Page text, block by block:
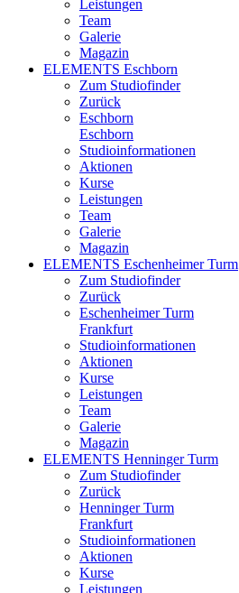
Leistungen
Team
Galerie
Magazin
ELEMENTS Eschborn
Zum Studiofinder
Zurück
Esch­born
Eschborn
Studioinformationen
Aktionen
Kurse
Leistungen
Team
Galerie
Magazin
ELEMENTS Eschenheimer Turm
Zum Studiofinder
Zurück
Eschen­heimer Turm
Frankfurt
Studioinformationen
Aktionen
Kurse
Leistungen
Team
Galerie
Magazin
ELEMENTS Henninger Turm
Zum Studiofinder
Zurück
Henninger Turm
Frankfurt
Studioinformationen
Aktionen
Kurse
Leistungen